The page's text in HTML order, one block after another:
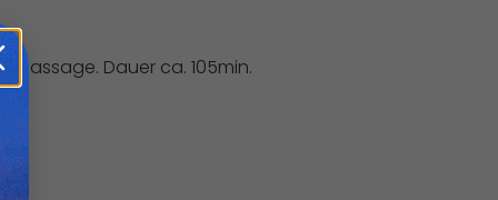
Dauer ca. 105min.